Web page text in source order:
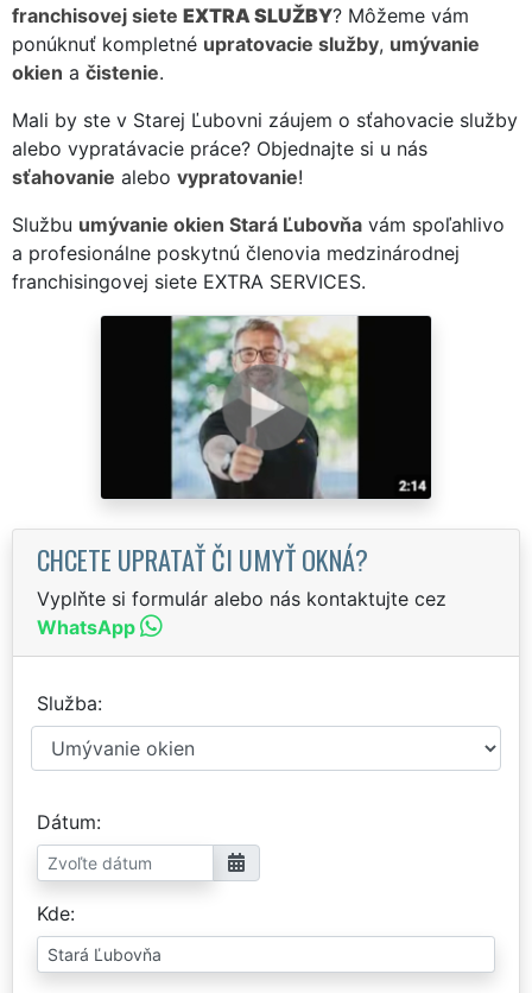
franchisovej siete EXTRA SLUŽBY? Môžeme vám
ponúknuť kompletné upratovacie služby, umývanie
okien a čistenie.
Mali by ste v Starej Ľubovni záujem o sťahovacie služby
alebo vypratávacie práce? Objednajte si u nás
sťahovanie alebo vypratovanie!
Službu umývanie okien Stará Ľubovňa vám spoľahlivo
a profesionálne poskytnú členovia medzinárodnej
franchisingovej siete EXTRA SERVICES.
CHCETE UPRATAŤ ČI UMYŤ OKNÁ?
Vyplňte si formulár alebo nás kontaktujte cez
WhatsApp
Služba
Dátum
Kde